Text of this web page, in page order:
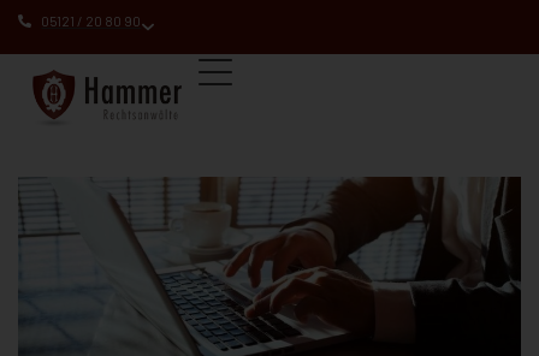
05121 / 20 80 90